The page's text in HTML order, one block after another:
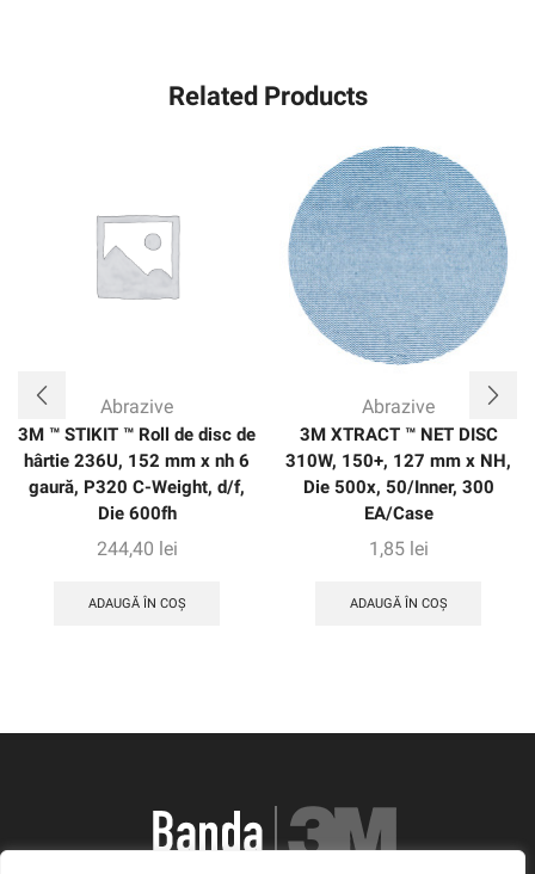
Related Products
Abrazive
3M ™ STIKIT ™ Roll de disc de
hârtie 236U, 152 mm x nh 6
gaură, P320 C-Weight, d/f,
Die 600fh
244,40 lei
ADAUGĂ ÎN COȘ
Abrazive
3M XTRACT ™ NET DISC
310W, 150+, 127 mm x NH,
Die 500x, 50/Inner, 300
EA/Case
1,85 lei
ADAUGĂ ÎN COȘ